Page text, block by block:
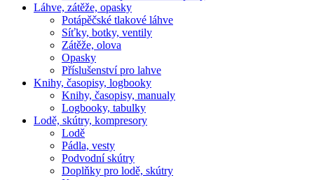
Láhve, zátěže, opasky
Potápěčské tlakové láhve
Síťky, botky, ventily
Zátěže, olova
Opasky
Příslušenství pro lahve
Knihy, časopisy, logbooky
Knihy, časopisy, manualy
Logbooky, tabulky
Lodě, skútry, kompresory
Lodě
Pádla, vesty
Podvodní skútry
Doplňky pro lodě, skútry